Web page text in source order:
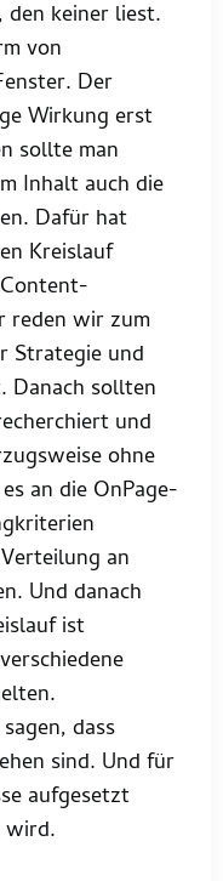
keiner liest.
von
Der
Wirkung erst
sollte man
Inhalt auch die
Dafür hat
Kreislauf
reden wir zum
Strategie und
Danach sollten
und
ohne
an die OnPage-
an
Und danach
ist
dass
sind. Und für
aufgesetzt
wird.